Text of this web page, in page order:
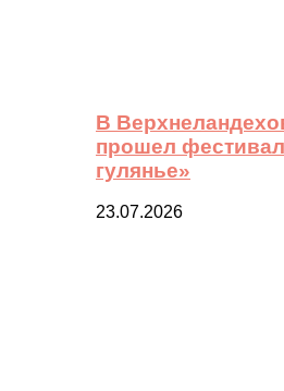
В
прошел
гулянье»
23.07.2026